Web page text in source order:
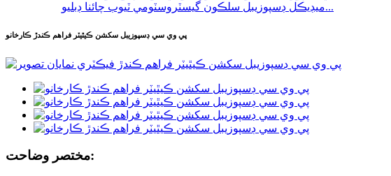
ميڊيڪل ڊسپوزيبل سلڪون گيسٽروسٽومي ٽيوب چائنا ڊبليو...
پي وي سي ڊسپوزيبل سکشن ڪيٿيٽر فراهم ڪندڙ ڪارخانو
مختصر وضاحت: